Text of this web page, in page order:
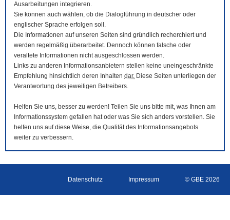
Ausarbeitungen integrieren.
Sie können auch wählen, ob die Dialogführung in deutscher oder
englischer Sprache erfolgen soll.
Die Informationen auf unseren Seiten sind gründlich recherchiert und
werden regelmäßig überarbeitet. Dennoch können falsche oder
veraltete Informationen nicht ausgeschlossen werden.
Links zu anderen Informationsanbietern stellen keine uneingeschränkte
Empfehlung hinsichtlich deren Inhalten dar. Diese Seiten unterliegen der
Verantwortung des jeweiligen Betreibers.
Helfen Sie uns, besser zu werden! Teilen Sie uns bitte mit, was Ihnen am
Informationssystem gefallen hat oder was Sie sich anders vorstellen. Sie
helfen uns auf diese Weise, die Qualität des Informationsangebots
weiter zu verbessern.
Datenschutz Impressum © GBE 2026